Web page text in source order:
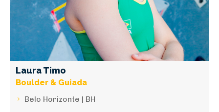
Laura Timo
Boulder & Guiada
Belo Horizonte | BH